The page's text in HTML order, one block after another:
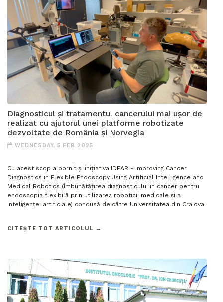
Diagnosticul și tratamentul cancerului mai ușor de
realizat cu ajutorul unei platforme robotizate
dezvoltate de România și Norvegia
WEDNESDAY, 5 FEB 2025
Cu acest scop a pornit și inițiativa IDEAR - Improving Cancer
Diagnostics in Flexible Endoscopy Using Artificial Intelligence and
Medical Robotics (Îmbunătățirea diagnosticului în cancer pentru
endoscopia flexibilă prin utilizarea roboticii medicale și a
inteligenței artificiale) condusă de către Universitatea din Craiova.
CITEȘTE TOT ARTICOLUL →